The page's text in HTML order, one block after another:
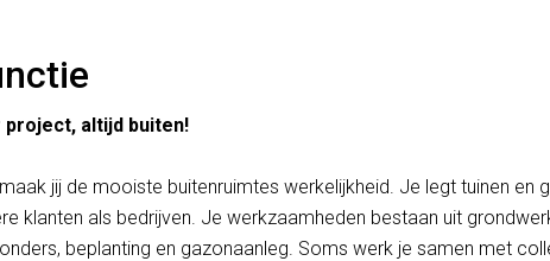
project, altijd buiten!
jij de mooiste buitenruimtes werkelijkheid. Je legt tuinen en
klanten als bedrijven. Je werkzaamheden bestaan uit
beplanting en gazonaanleg. Soms werk je samen met